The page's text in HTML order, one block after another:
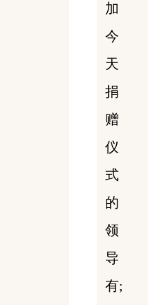
加
今
天
捐
赠
仪
式
的
领
导
有;